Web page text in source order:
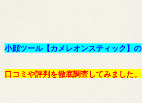
小顔ツール【カメレオンスティック】の
口コミや評判を徹底調査してみました。